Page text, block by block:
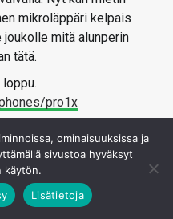
mikroläppäri kelpais
joukolle mitä alunperin
tätä.
pro1x
ominaisuuksissa ja
sivustoa hyväksyt
käytön.
Lisätietoja